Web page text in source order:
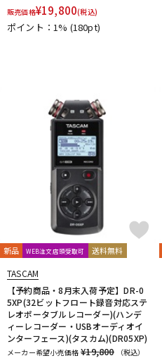
販売価格¥19,800(税込)
ポイント：1% (180pt)
新品 WEB注文店頭受取可 送料無料
TASCAM
【予約商品・8月末入荷予定】DR-0
5XP(32ビットフロート録音対応ステ
レオポータブルレコーダー)(ハンデ
ィーレコーダー・USBオーディオイ
ンターフェース)(タスカム)(DR05XP)
メーカー希望小売価格 ¥19,800
（税込）